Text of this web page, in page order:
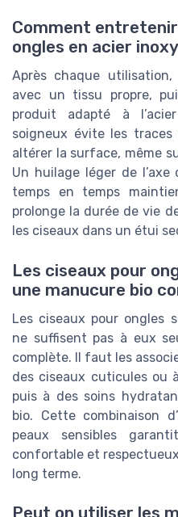
Comment
ongles en acier
Après chaque
avec un tissu propre,
produit adapté à
soigneux évite les
altérer la surface, même
Un huilage léger de
temps en temps
prolonge la durée de vie
les ciseaux dans un étui
Les ciseaux pour
une manucure bio
Les ciseaux pour ongles
ne suffisent pas à eux
complète. Il faut les
des ciseaux cuticules ou
puis à des soins
bio. Cette combinaison
peaux sensibles
confortable et
long terme.
Peut on utiliser les